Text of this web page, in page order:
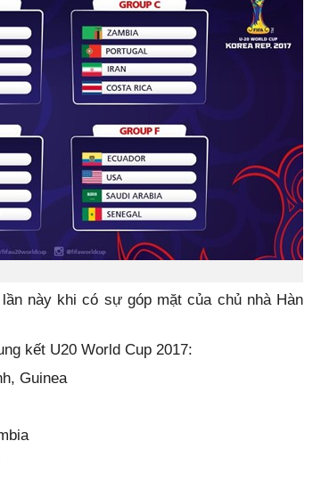
này khi có sự góp mặt của chủ nhà Hàn
kết U20 World Cup 2017:
Guinea